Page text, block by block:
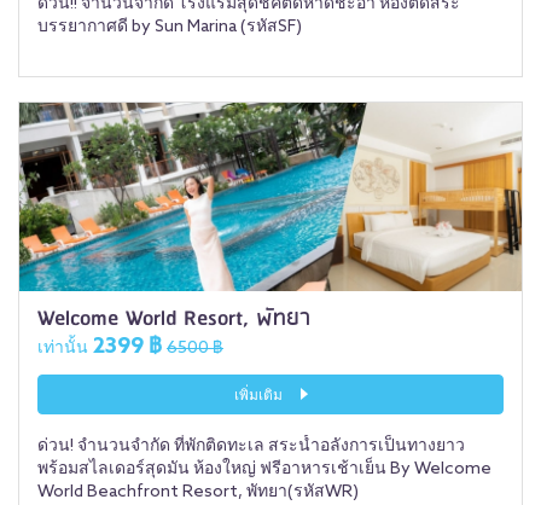
บรรยากาศดี by Sun Marina (รหัสSF)
Welcome World Resort, พัทยา
เท่านั้น 2399 ฿ 6500 ฿
เพิ่มเติม
ด่วน! จำนวนจำกัด ที่พักติดทะเล สระน้ำอลังการเป็นทางยาว
พร้อมสไลเดอร์สุดมัน ห้องใหญ่ ฟรีอาหารเช้าเย็น By Welcome
World Beachfront Resort, พัทยา(รหัสWR)